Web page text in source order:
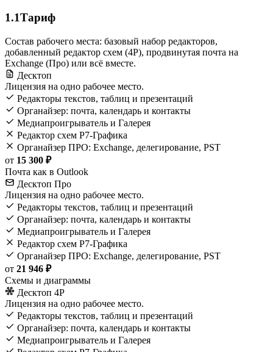
1.1Тариф
Состав рабочего места: базовый набор редакторов,
добавленный редактор схем (4Р), продвинутая почта на
Exchange (Про) или всё вместе.
Десктоп
Лицензия на одно рабочее место.
Редакторы текстов, таблиц и презентаций
Органайзер: почта, календарь и контакты
Медиапроигрыватель и Галерея
Редактор схем Р7-Графика
Органайзер ПРО: Exchange, делегирование, PST
от 15 300 ₽
Почта как в Outlook
Десктоп Про
Лицензия на одно рабочее место.
Редакторы текстов, таблиц и презентаций
Органайзер: почта, календарь и контакты
Медиапроигрыватель и Галерея
Редактор схем Р7-Графика
Органайзер ПРО: Exchange, делегирование, PST
от 21 946 ₽
Схемы и диаграммы
Десктоп 4Р
Лицензия на одно рабочее место.
Редакторы текстов, таблиц и презентаций
Органайзер: почта, календарь и контакты
Медиапроигрыватель и Галерея